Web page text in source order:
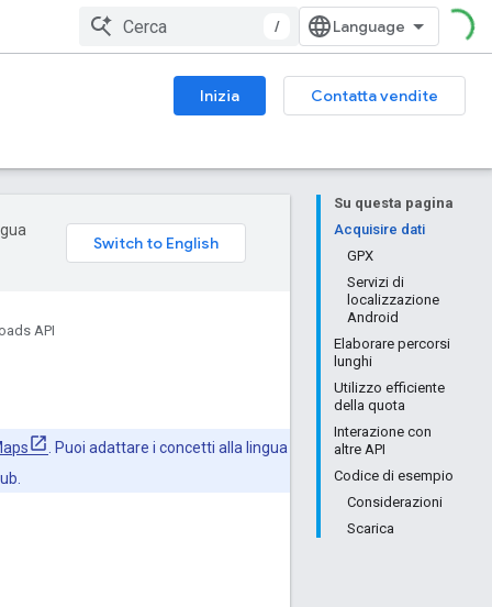
/
Inizia
Contatta vendite
Su questa pagina
Acquisire dati
GPX
Servizi di
localizzazione
Android
Elaborare percorsi
lunghi
Utilizzo efficiente
della quota
Interazione con
altre API
Codice di esempio
Considerazioni
Scarica
API
. Puoi adattare i concetti alla lingua